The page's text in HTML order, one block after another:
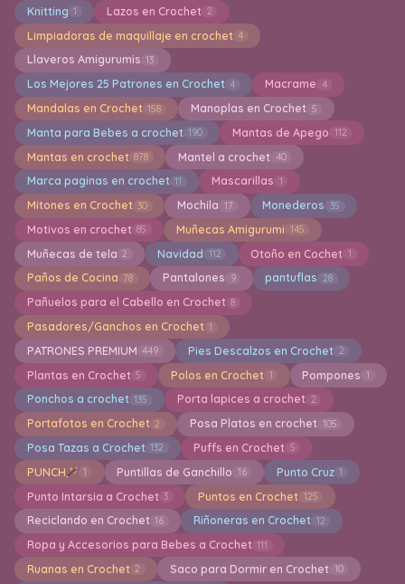
Knitting 1 Lazos en Crochet 2
Limpiadoras de maquillaje en crochet 4
Llaveros Amigurumis 13
Los Mejores 25 Patrones en Crochet 4 Macrame 4
Mandalas en Crochet 158 Manoplas en Crochet 5
Manta para Bebes a crochet 190 Mantas de Apego 112
Mantas en crochet 878 Mantel a crochet 40
Marca paginas en crochet 11 Mascarillas 1
Mitones en Crochet 30 Mochila 17 Monederos 35
Motivos en crochet 85 Muñecas Amigurumi 145
Muñecas de tela 2 Navidad 112 Otoño en Cochet 1
Paños de Cocina 78 Pantalones 9 pantuflas 28
Pañuelos para el Cabello en Crochet 8
Pasadores/Ganchos en Crochet 1
PATRONES PREMIUM 449 Pies Descalzos en Crochet 2
Plantas en Crochet 5 Polos en Crochet 1 Pompones 1
Ponchos a crochet 135 Porta lapices a crochet 2
Portafotos en Crochet 2 Posa Platos en crochet 105
Posa Tazas a Crochet 132 Puffs en Crochet 5
PUNCH 1 Puntillas de Ganchillo 16 Punto Cruz 1
Punto Intarsia a Crochet 3 Puntos en Crochet 125
Reciclando en Crochet 16 Riñoneras en Crochet 12
Ropa y Accesorios para Bebes a Crochet 111
Ruanas en Crochet 2 Saco para Dormir en Crochet 10